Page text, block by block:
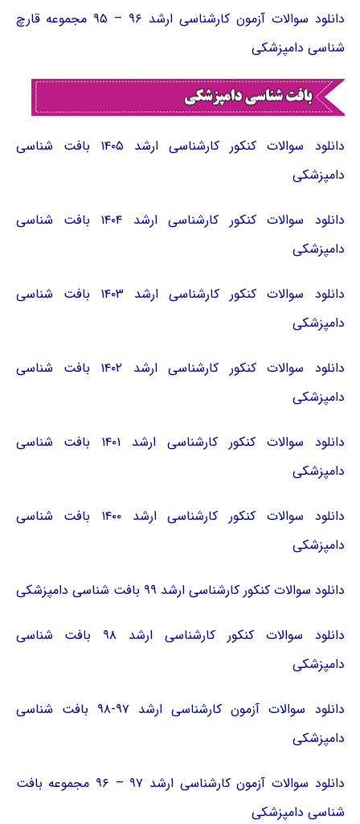
دانلود سوالات آزمون کارشناسی ارشد ۹۶ – ۹۵ مجموعه قارچ
شناسی دامپزشکی
دانلود سوالات کنکور کارشناسی ارشد ۱۴۰۵ بافت شناسی
دامپزشکی
دانلود سوالات کنکور کارشناسی ارشد ۱۴۰۴ بافت شناسی
دامپزشکی
دانلود سوالات کنکور کارشناسی ارشد ۱۴۰۳ بافت شناسی
دامپزشکی
دانلود سوالات کنکور کارشناسی ارشد ۱۴۰۲ بافت شناسی
دامپزشکی
دانلود سوالات کنکور کارشناسی ارشد ۱۴۰۱ بافت شناسی
دامپزشکی
دانلود سوالات کنکور کارشناسی ارشد ۱۴۰۰ بافت شناسی
دامپزشکی
دانلود سوالات کنکور کارشناسی ارشد ۹۹ بافت شناسی دامپزشکی
دانلود سوالات کنکور کارشناسی ارشد ۹۸ بافت شناسی
دامپزشکی
دانلود سوالات آزمون کارشناسی ارشد ۹۷-۹۸ بافت شناسی
دامپزشکی
دانلود سوالات آزمون کارشناسی ارشد ۹۷ – ۹۶ مجموعه بافت
شناسی دامپزشکی